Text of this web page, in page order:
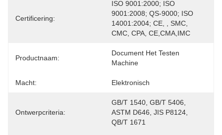
Certificering:
ISO 9001:2000; ISO
9001:2008; QS-9000; ISO
14001:2004; CE, , SMC,
CMC, CPA, CE,CMA,IMC
Productnaam:
Document Het Testen
Machine
Macht: Elektronisch
Ontwerpcriteria:
GB/T 1540, GB/T 5406,
ASTM D646, JIS P8124,
QB/T 1671